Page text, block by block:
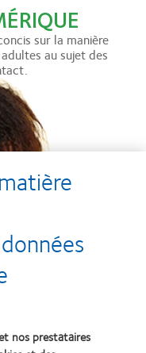
sur la manière
au sujet des
nos prestataires